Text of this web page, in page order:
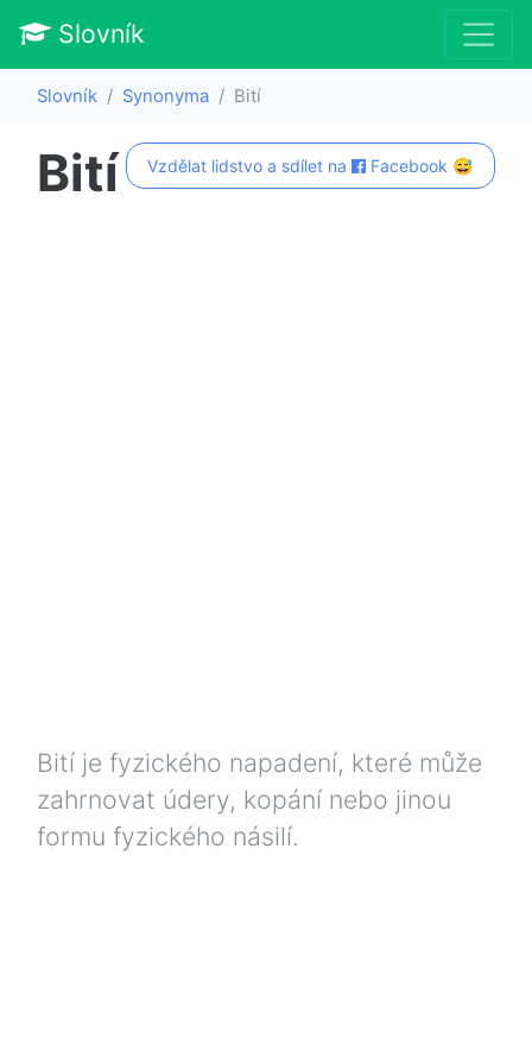
Slovník
Slovník Synonyma Bití
Vzdělat lidstvo a sdílet na Facebook 😅
Bití
Bití je fyzického napadení, které může
zahrnovat údery, kopání nebo jinou
formu fyzického násilí.